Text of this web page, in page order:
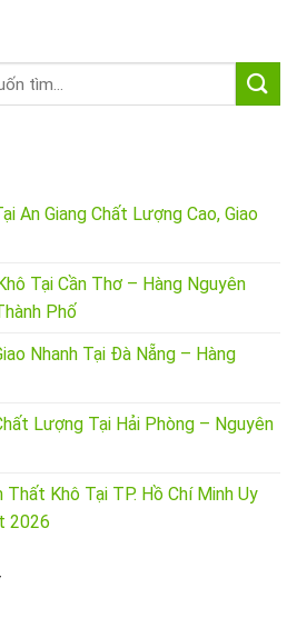
An Giang Chất Lượng Cao, Giao
Tại Cần Thơ – Hàng Nguyên
Phố
Nhanh Tại Đà Nẵng – Hàng
Lượng Tại Hải Phòng – Nguyên
Thất Khô Tại TP. Hồ Chí Minh Uy
2026